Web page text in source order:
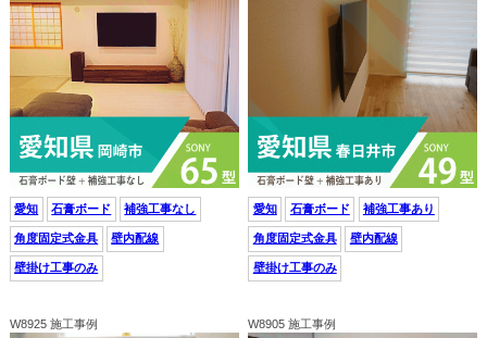
愛知 石膏ボード 補強工事なし
角度固定式金具 壁内配線
壁掛け工事のみ
愛知 石膏ボード 補強工事あり
角度固定式金具 壁内配線
壁掛け工事のみ
W8925 施工事例 W8905 施工事例